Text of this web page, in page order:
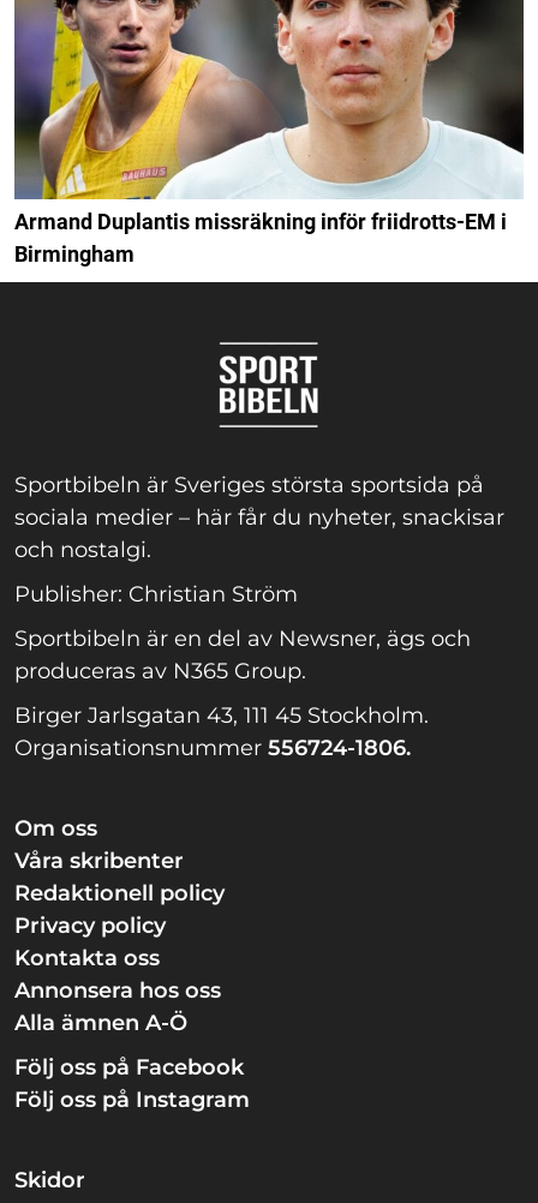
Armand Duplantis missräkning inför friidrotts-EM i
Birmingham
Sportbibeln är Sveriges största sportsida på
sociala medier – här får du nyheter, snackisar
och nostalgi.
Publisher: Christian Ström
Sportbibeln är en del av Newsner, ägs och
produceras av N365 Group.
Birger Jarlsgatan 43, 111 45 Stockholm.
Organisationsnummer 556724-1806.
Om oss
Våra skribenter
Redaktionell policy
Privacy policy
Kontakta oss
Annonsera hos oss
Alla ämnen A-Ö
Följ oss på Facebook
Följ oss på Instagram
Skidor